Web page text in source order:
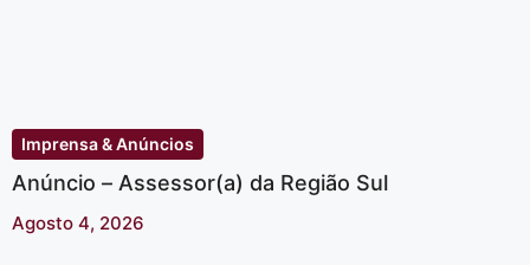
Imprensa & Anúncios
Anúncio – Assessor(a) da Região Sul
Agosto 4, 2026